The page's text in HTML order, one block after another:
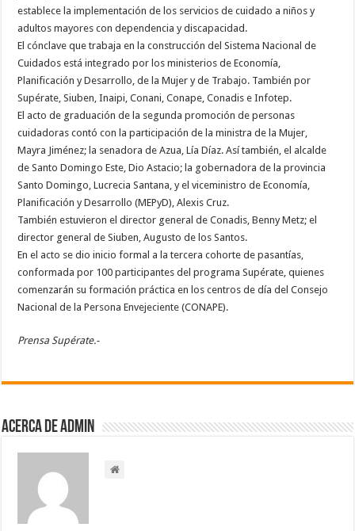
establece la implementación de los servicios de cuidado a niños y
adultos mayores con dependencia y discapacidad.
El cónclave que trabaja en la construcción del Sistema Nacional de
Cuidados está integrado por los ministerios de Economía,
Planificación y Desarrollo, de la Mujer y de Trabajo. También por
Supérate, Siuben, Inaipi, Conani, Conape, Conadis e Infotep.
El acto de graduación de la segunda promoción de personas
cuidadoras contó con la participación de la ministra de la Mujer,
Mayra Jiménez; la senadora de Azua, Lía Díaz. Así también, el alcalde
de Santo Domingo Este, Dio Astacio; la gobernadora de la provincia
Santo Domingo, Lucrecia Santana, y el viceministro de Economía,
Planificación y Desarrollo (MEPyD), Alexis Cruz.
También estuvieron el director general de Conadis, Benny Metz; el
director general de Siuben, Augusto de los Santos.
En el acto se dio inicio formal a la tercera cohorte de pasantías,
conformada por 100 participantes del programa Supérate, quienes
comenzarán su formación práctica en los centros de día del Consejo
Nacional de la Persona Envejeciente (CONAPE).
Prensa Supérate.-
Acerca de admin